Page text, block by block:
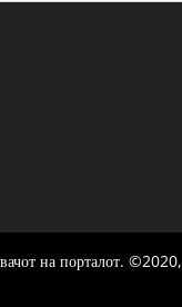
на порталот. ©2020,